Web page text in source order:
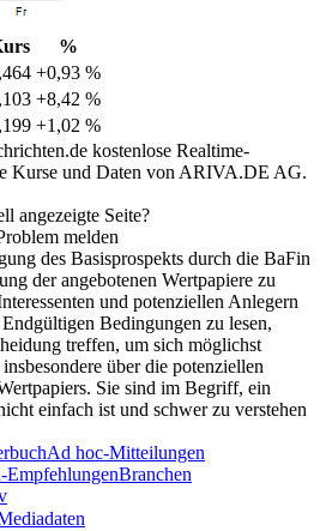
%
+0,93 %
+8,42 %
+1,02 %
kostenlose Realtime-
Kurse und Daten von ARIVA.DE AG.
angezeigte Seite?
melden
des Basisprospekts durch die BaFin
der angebotenen Wertpapiere zu
und potenziellen Anlegern
Bedingungen zu lesen,
treffen, um sich möglichst
über die potenziellen
Sie sind im Begriff, ein
einfach ist und schwer zu verstehen
Ad hoc-Mitteilungen
EmpfehlungenBranchen